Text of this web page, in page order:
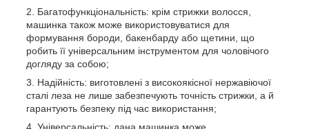
Багатофункціональність: крім стрижки волосся,
машинка також може використовуватися для
формування бороди, бакенбарду або щетини, що
робить її універсальним інструментом для чоловічого
догляду за собою;
Надійність: виготовлені з високоякісної нержавіючої
сталі леза не лише забезпечують точність стрижки, а й
гарантують безпеку під час використання;
Універсальність: дана машинка може